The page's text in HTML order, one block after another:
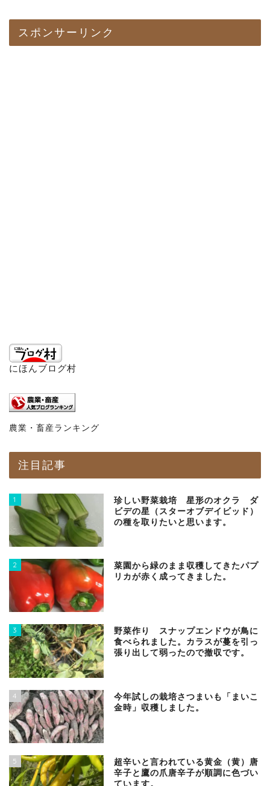
スポンサーリンク
にほんブログ村
農業・畜産ランキング
注目記事
1
珍しい野菜栽培 星形のオクラ ダ
ビデの星（スターオブデイビッド）
の種を取りたいと思います。
2
菜園から緑のまま収穫してきたパプ
リカが赤く成ってきました。
3
野菜作り スナップエンドウが鳥に
食べられました。カラスが蔓を引っ
張り出して弱ったので撤収です。
4
今年試しの栽培さつまいも「まいこ
金時」収穫しました。
5
超辛いと言われている黄金（黄）唐
辛子と鷹の爪唐辛子が順調に色づい
ています。